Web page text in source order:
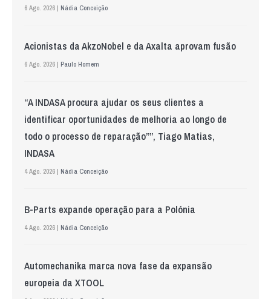
6 Ago. 2026 | Nádia Conceição
Acionistas da AkzoNobel e da Axalta aprovam fusão
6 Ago. 2026 | Paulo Homem
“A INDASA procura ajudar os seus clientes a
identificar oportunidades de melhoria ao longo de
todo o processo de reparação””, Tiago Matias,
INDASA
4 Ago. 2026 | Nádia Conceição
B-Parts expande operação para a Polónia
4 Ago. 2026 | Nádia Conceição
Automechanika marca nova fase da expansão
europeia da XTOOL